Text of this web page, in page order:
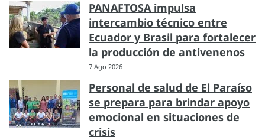
PANAFTOSA impulsa
intercambio técnico entre
Ecuador y Brasil para fortalecer
la producción de antivenenos
7 Ago 2026
Personal de salud de El Paraíso
se prepara para brindar apoyo
emocional en situaciones de
crisis